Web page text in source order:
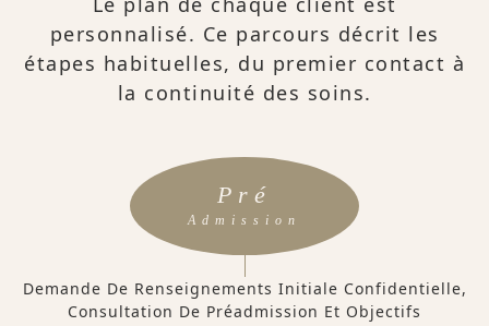
personnalisé. Ce parcours décrit les
étapes habituelles, du premier contact à
la continuité des soins.
Pré
Admission
Demande De Renseignements Initiale Confidentielle,
Consultation De Préadmission Et Objectifs